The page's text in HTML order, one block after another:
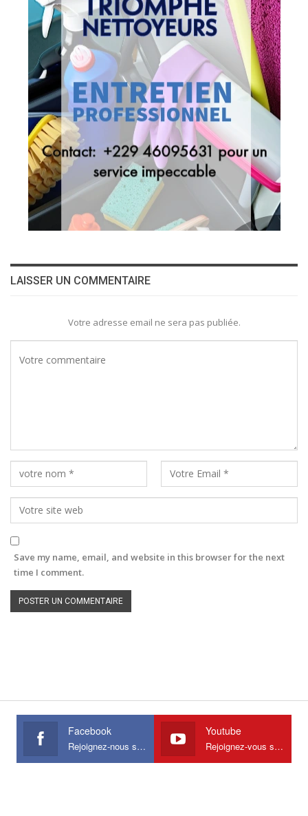
LAISSER UN COMMENTAIRE
Votre adresse email ne sera pas publiée.
Save my name, email, and website in this browser for the next
time I comment.
Facebook
Rejoignez-nous sur Facebook
Youtube
Rejoignez-vous sur Youtube